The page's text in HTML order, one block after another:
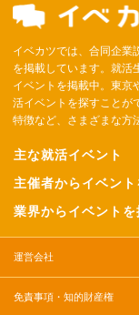
イベカツでは、合同企業
を掲載しています。就活
イベントを掲載中。東京
活イベントを探すことが
特徴など、さまざまな方
主な就活イベント
主催者からイベント
業界からイベントを
運営会社
免責事項・知的財産権